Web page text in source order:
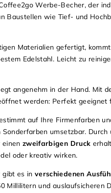
Werbe-Becher, der
Baustellen wie Tief- und
Materialien gefertigt,
Edelstahl. Leicht zu
angenehm in der Hand. Mit
werden: Perfekt
auf Ihre Firmenfarben
umsetzbar.
einen zweifarbigen Druck
oder kreativ wirken.
gibt es in verschiedenen
Millilitern und